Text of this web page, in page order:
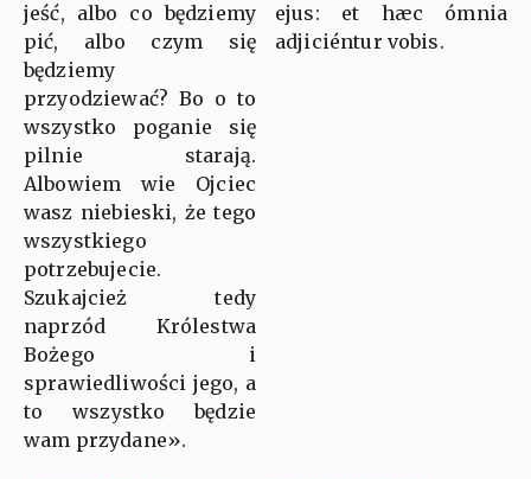
jeść, albo co będziemy
pić, albo czym się
będziemy
przyodziewać? Bo o to
wszystko poganie się
pilnie starają.
Albowiem wie Ojciec
wasz niebieski, że tego
wszystkiego
potrzebujecie.
Szukajcież tedy
naprzód Królestwa
Bożego i
sprawiedliwości jego, a
to wszystko będzie
wam przydane».
ejus: et hæc ómnia
adjiciéntur vobis.